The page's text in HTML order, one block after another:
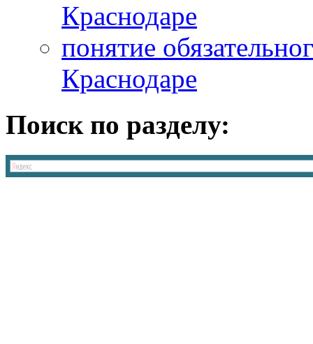
Краснодаре
понятие
Краснодаре
Поиск по разделу: